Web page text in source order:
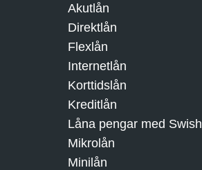
Akutlån
Direktlån
Flexlån
Internetlån
Korttidslån
Kreditlån
Låna pengar med Swish
Mikrolån
Minilån